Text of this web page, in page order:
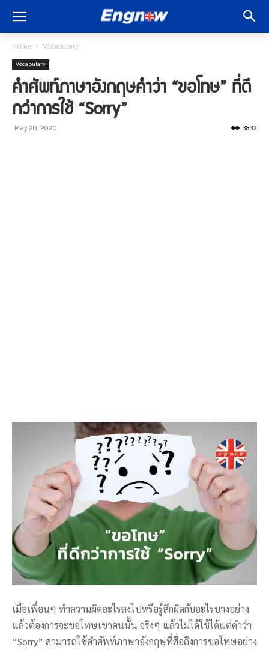
Home Vocabulary
Vocabulary
คำศัพท์ภาษาอังกฤษคำว่า “ขอโทษ” ที่ดี
กว่าการใช้ “Sorry”
May 20, 2020 3832
เมื่อเพื่อนๆ ทำความผิดอะไรลงไปหรือรู้สึกผิดกับอะไรบางอย่าง
แล้วต้องการจะขอโทษเขาคนนั้น จริงๆ แล้วไม่ได้ใช้ได้แต่คำว่า
“Sorry” สามารถใช้คำศัพท์ภาษาอังกฤษที่สื่อถึงการขอโทษอย่าง